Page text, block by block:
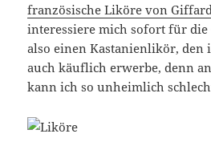
französische Liköre von Giffard
interessiere mich sofort für die
also einen Kastanienlikör, den
auch käuflich erwerbe, denn
kann ich so unheimlich